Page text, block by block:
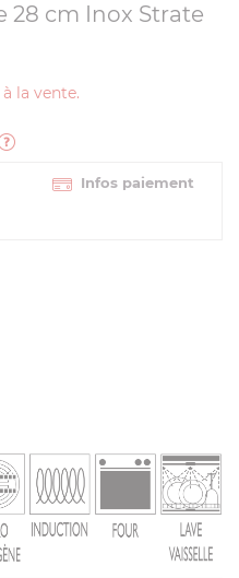
28 cm Inox Strate
la vente.
Infos paiement